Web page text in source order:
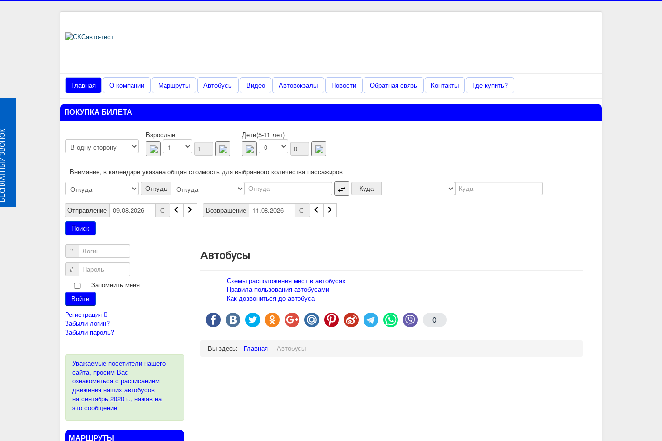
Главная О компании Маршруты Автобусы Видео Автовокзалы Новости Обратная связь Контакты Где купить?
ПОКУПКА БИЛЕТА
Взрослые Дети(5-11 лет)
Внимание, в календаре указана общая стоимость для выбранного количества пассажиров
Откуда
Куда
Отправление Возвращение
Логин
Пароль
Запомнить меня
Войти
Регистрация
Забыли логин?
Забыли пароль?
Уважаемые посетители нашего
сайта, просим Вас
ознакомиться с расписанием
движения наших автобусов
на сентябрь 2020 г., нажав на
это сообщение
МАРШРУТЫ
Автобусы
Схемы расположения мест в автобусах
Правила пользования автобусами
Как дозвониться до автобуса
0
Вы здесь: Главная Автобусы